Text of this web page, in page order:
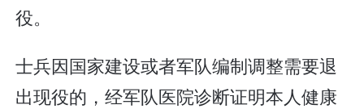
役。
士兵因国家建设或者军队编制调整需要退
出现役的，经军队医院诊断证明本人健康